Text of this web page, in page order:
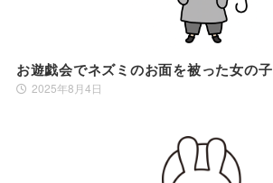
お遊戯会でネズミのお面を被った女の子
2025年8月4日